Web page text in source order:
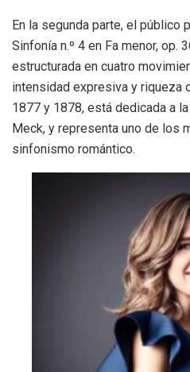
En la segunda parte, el público
Sinfonía n.º 4 en Fa menor, op.
estructurada en cuatro
intensidad expresiva y riqueza
1877 y 1878, está dedicada a
Meck, y representa uno de los
sinfonismo romántico.